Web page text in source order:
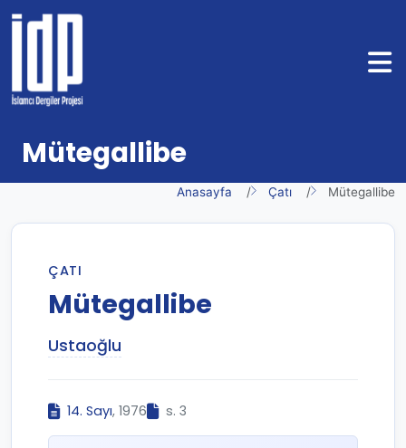
Mütegallibe
Anasayfa Çatı Mütegallibe
ÇATI
Mütegallibe
Ustaoğlu
14. Sayı, 1976 s. 3